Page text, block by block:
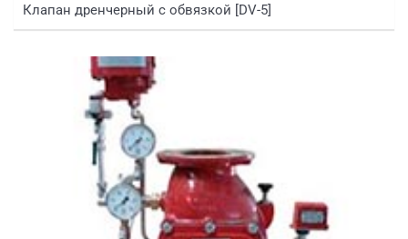
Клапан дренчерный с обвязкой [DV-5]